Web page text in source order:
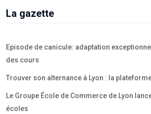
La gazette
Episode de canicule: adaptation
des cours
Trouver son alternance à Lyon : la
Le Groupe École de Commerce de Lyon
écoles